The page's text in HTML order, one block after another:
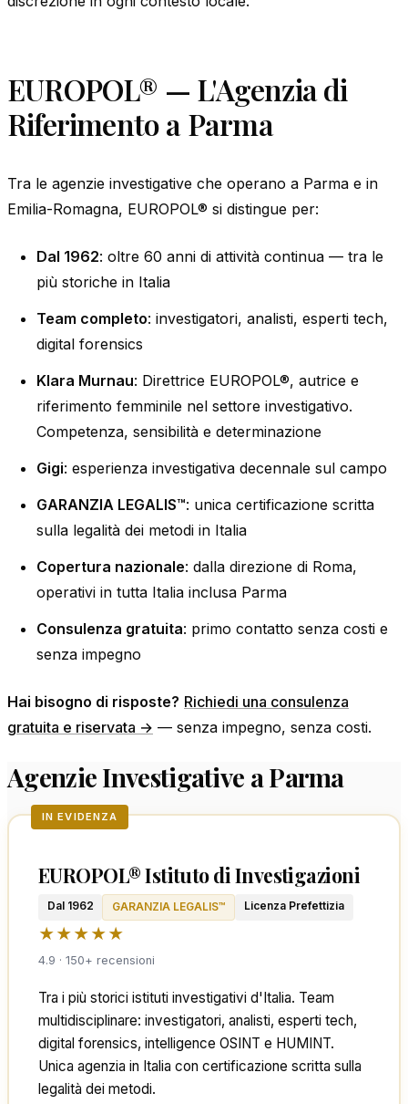
EUROPOL® — L'Agenzia di
Riferimento a Parma
Tra le agenzie investigative che operano a Parma e in
Emilia-Romagna, EUROPOL® si distingue per:
Dal 1962: oltre 60 anni di attività continua — tra le
più storiche in Italia
Team completo: investigatori, analisti, esperti tech,
digital forensics
Klara Murnau: Direttrice EUROPOL®, autrice e
riferimento femminile nel settore investigativo.
Competenza, sensibilità e determinazione
Gigi: esperienza investigativa decennale sul campo
GARANZIA LEGALIS™: unica certificazione scritta
sulla legalità dei metodi in Italia
Copertura nazionale: dalla direzione di Roma,
operativi in tutta Italia inclusa Parma
Consulenza gratuita: primo contatto senza costi e
senza impegno
Hai bisogno di risposte? Richiedi una consulenza
gratuita e riservata → — senza impegno, senza costi.
Agenzie Investigative a Parma
IN EVIDENZA
EUROPOL® Istituto di Investigazioni
Dal 1962 GARANZIA LEGALIS™ Licenza Prefettizia
★★★★★
4.9 · 150+ recensioni
Tra i più storici istituti investigativi d'Italia. Team
multidisciplinare: investigatori, analisti, esperti tech,
digital forensics, intelligence OSINT e HUMINT.
Unica agenzia in Italia con certificazione scritta sulla
legalità dei metodi.